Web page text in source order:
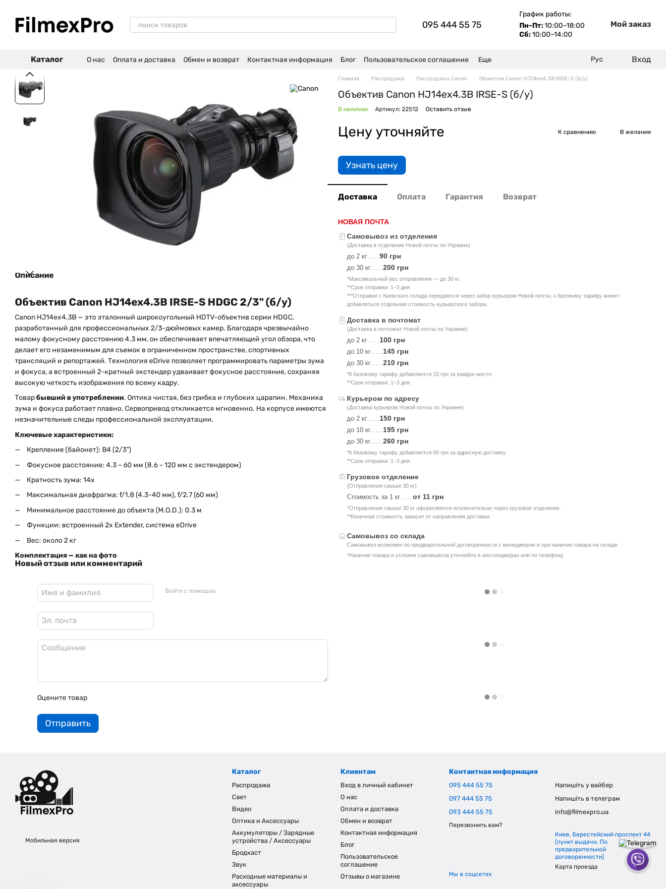
095 444 55 75
График работы:
Пн-Пт:10:00–18:00
Сб:10:00–14:00
Мой заказ
Каталог О нас Оплата и доставка Обмен и возврат Контактная информация Блог Пользовательское соглашение Еще Рус Вход
Описание
Объектив Canon HJ14ex4.3B IRSE-S HDGC 2/3" (б/у)
Canon HJ14ex4.3B — это эталонный широкоугольный HDTV-объектив серии HDGC,
разработанный для профессиональных 2/3-дюймовых камер. Благодаря чрезвычайно
малому фокусному расстоянию 4.3 мм, он обеспечивает впечатляющий угол обзора, что
делает его незаменимым для съемок в ограниченном пространстве, спортивных
трансляций и репортажей. Технология eDrive позволяет программировать параметры зума
и фокуса, а встроенный 2-кратный экстендер удваивает фокусное расстояние, сохраняя
высокую четкость изображения по всему кадру.
Товарбывший в употреблении. Оптика чистая, без грибка и глубоких царапин. Механика
зума и фокуса работает плавно. Сервопривод откликается мгновенно. На корпусе имеются
незначительные следы профессиональной эксплуатации.
Ключевые характеристики:
Крепление (байонет): B4 (2/3")
Фокусное расстояние: 4.3 – 60 мм (8.6 – 120 мм с экстендером)
Кратность зума: 14x
Максимальная диафрагма: f/1.8 (4.3-40 мм), f/2.7 (60 мм)
Минимальное расстояние до объекта (M.O.D.): 0.3 м
Функции: встроенный 2x Extender, система eDrive
Вес: около 2 кг
Комплектация — как на фото
Новый отзыв или комментарий
Войти с помощью
Оцените товар
Отправить
Главная Распродажа Распродажа Canon Объектив Canon HJ14ex4.3B IRSE-S (б/у)
Объектив Canon HJ14ex4.3B IRSE-S (б/у)
В наличии Артикул: 22512 Оставить отзыв
Цену уточняйте К сравнению В желания
Узнать цену
Доставка Оплата Гарантия Возврат
НОВАЯ ПОЧТА
Самовывоз из отделения
(Доставка в отделение Новой почты по Украине)
до 2 кг.....90 грн
до 30 кг.....200 грн
*Максимальный вес отправления — до 30 кг.
**Срок отправки: 1–3 дня.
***Отправки с Киевского склада передаются через забор курьером Новой почты, к базовому тарифу может
добавляться отдельная стоимость курьерского забора.
Доставка в почтомат
(Доставка в почтомат Новой почты по Украине)
до 2 кг..... 100 грн
до 10 кг..... 145 грн
до 30 кг.....210 грн
*К базовому тарифу добавляется 10 грн за каждое место.
**Срок отправки: 1–3 дня.
Курьером по адресу
(Доставка курьером Новой почты по Украине)
до 2 кг..... 150 грн
до 10 кг..... 195 грн
до 30 кг.....260 грн
*К базовому тарифу добавляется 60 грн за адресную доставку.
**Срок отправки: 1–3 дня.
Грузовое отделение
(Отправления свыше 30 кг)
Стоимость за 1 кг.....от 11 грн
*Отправления свыше 30 кг оформляются исключительно через грузовое отделение.
**Конечная стоимость зависит от направления доставки.
Самовывоз со склада
Самовывоз возможен по предварительной договоренности с менеджером и при наличии товара на складе.
*Наличие товара и условия самовывоза уточняйте в мессенджерах или по телефону.
Мобильная версия
Каталог
Распродажа
Свет
Видео
Оптика и Аксессуары
Аккумуляторы / Зарядные
устройства / Аксессуары
Бродкаст
Звук
Расходные материалы и
аксессуары
Клиентам
Вход в личный кабинет
О нас
Оплата и доставка
Обмен и возврат
Контактная информация
Блог
Пользовательское
соглашение
Отзывы о магазине
Контактная информация
095 444 55 75
097 444 55 75
093 444 55 75
Перезвонить вам?
Напишіть у вайбер
Напишіть в телеграм
info@filmexpro.ua
Киев, Берестейский проспект 44
(пункт выдачи. По
предварительной
договоренности)
Карта проезда
Мы в соцсетях